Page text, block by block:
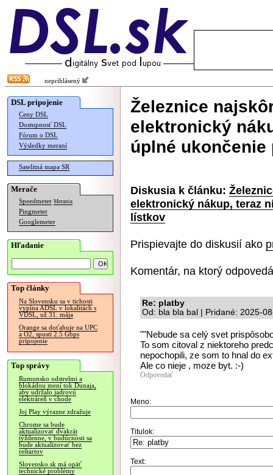
neprihlásený
DSL pripojenie
Ceny DSL
Dostupnosť DSL
Fórum o DSL
Výsledky meraní
Satelitná mapa SR
Merače
Speedmeter Merania
Pingmeter
Googlemeter
Hľadanie
Top články
Na Slovensku sa v tichosti
vypína ADSL v lokalitách s
VDSL, už 31. mája
Orange sa doťahuje na UPC
a O2, spustí 2.5 Gbps
pripojenie
Top správy
Rumunsko odstrelmi a
blokádou mení tok Dunaja,
aby udržalo jadrovú
elektráreň v chode
Joj Play výrazne zdražuje
Chrome sa bude
aktualizovať dvakrát
týždenne, v budúcnosti sa
bude aktualizovať bez
reštartov
Slovensko.sk má opäť
technické problémy
Železnice
elektronický
úplné
Diskusia k článku:
elektronický nákup, teraz
lístkov
Prispievajte do diskusií ako
Komentár, na ktorý
Re: platby
Od: bla bla bal | Pridané: 2025-
""Nebude sa celý svet
To som citoval z niektoreho
nepochopili, ze som to hnal do
Ale co nieje , moze byt. :-)
Odpovedať
Meno:
Titulok:
Text: